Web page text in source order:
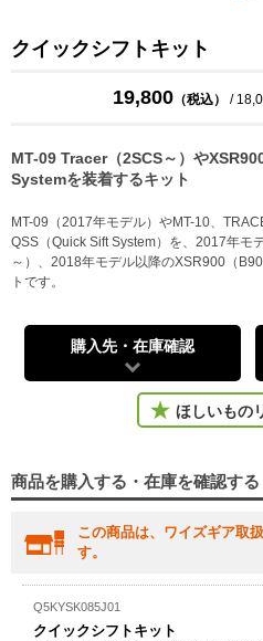
クイックシフトキット
19,800 （税込） /
MT-09 Tracer（2SCS～）や
Systemを装着するキット
MT-09（2017年モデル）やMT-10、
QSS（Quick Sift System）を、2017年モ
～）、2018年モデル以降のXSR900（
トです。
購入先・在庫確認
ほしいもの
商品を購入する・在庫を確認する
この商品は、ワイズギア取
す。
Q5KYSK085J01
クイックシフトキット